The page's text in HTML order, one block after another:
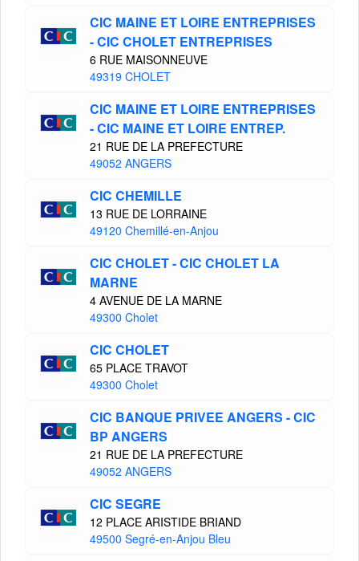
CIC MAINE ET LOIRE ENTREPRISES
- CIC CHOLET ENTREPRISES
6 RUE MAISONNEUVE
49319 CHOLET
CIC MAINE ET LOIRE ENTREPRISES
- CIC MAINE ET LOIRE ENTREP.
21 RUE DE LA PREFECTURE
49052 ANGERS
CIC CHEMILLE
13 RUE DE LORRAINE
49120 Chemillé-en-Anjou
CIC CHOLET - CIC CHOLET LA
MARNE
4 AVENUE DE LA MARNE
49300 Cholet
CIC CHOLET
65 PLACE TRAVOT
49300 Cholet
CIC BANQUE PRIVEE ANGERS - CIC
BP ANGERS
21 RUE DE LA PREFECTURE
49052 ANGERS
CIC SEGRE
12 PLACE ARISTIDE BRIAND
49500 Segré-en-Anjou Bleu